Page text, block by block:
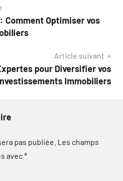
Comment Optimiser vos
Article suivant
pour Diversifier vos
Immobiliers
pas publiée. Les champs
avec*